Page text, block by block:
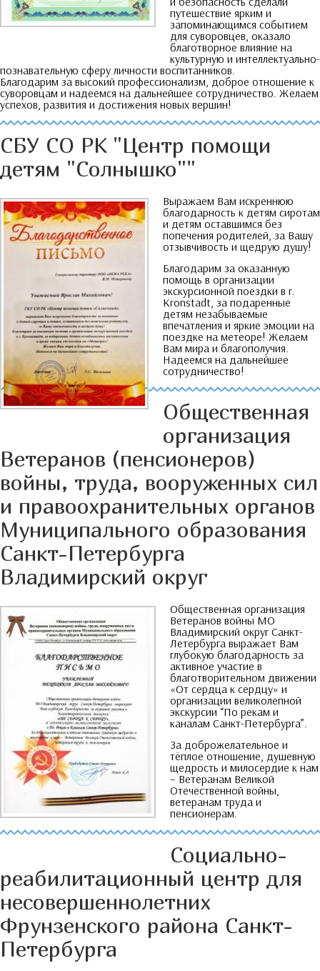
путешествие ярким и
запоминающимся событием
для суворовцев оказало
благотворное влияние на
культурную и интеллектуально-
познавательную сферу личности воспитанников
Благодарим за высокий профессионализм доброе отношение к
суворовцам и надеемся на дальнейшее сотрудничество Желаем
успехов развития и достижения новых вершин!
СБУ СО РК"Центр помощи
детям "Солнышко""
Выражаем Вам искреннюю
благодарность к детям сиротам
и детям оставшимся без
попечения родителей, за Вашу
отзывчивость и щедрую душу!
Благодарим за оказанную
помощь в организации
экскурсионной поездки в г
Kronstadt, за подаренные
детям незабываемые
впечатления и яркие эмоции на
поездке на метеоре! Желаем
Вам мира и благополучия
Надеемся на дальнейшее
сотрудничество!
Общественная
организация
Ветеранов (пенсионеров)
войны, труда, вооруженных сил
и правоохранительных органов
Муниципального образования
Санкт-Петербурга
Владимирский округ
Общественная организация
Ветеранов войны МО
Владимирский округ Санкт-
Летербурга выражает Вам
глубокую благодарность за
активное участие в
благотворительном движении
«От сердца к сердцу» и
организации великолепной
экскурсии “По рекам и
каналам Санкт-Петербурга”.
За доброжелательное и
тёплое отношение, душевную
щедрость и милосердие к нам
– Ветеранам Великой
Отечественной войны,
ветеранам труда и
пенсионерам.
Социально-
реабилитационный центр для
несовершеннолетних
Фрунзенского района Санкт-
Петербурга